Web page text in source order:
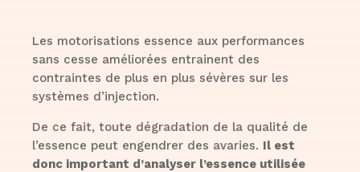
Les motorisations essence aux performances
sans cesse améliorées entrainent des
contraintes de plus en plus sévères sur les
systèmes d’injection.
De ce fait, toute dégradation de la qualité de
l’essence peut engendrer des avaries. Il est
donc important d’analyser l’essence utilisée